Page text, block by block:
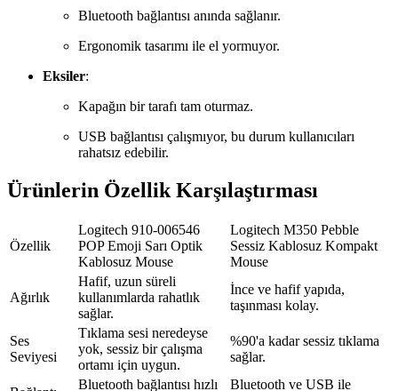
Bluetooth bağlantısı anında sağlanır.
Ergonomik tasarımı ile el yormuyor.
Eksiler:
Kapağın bir tarafı tam oturmaz.
USB bağlantısı çalışmıyor, bu durum kullanıcıları
rahatsız edebilir.
Ürünlerin Özellik Karşılaştırması
Özellik
Logitech 910-006546
POP Emoji Sarı Optik
Kablosuz Mouse
Logitech M350 Pebble
Sessiz Kablosuz Kompakt
Mouse
Ağırlık
Hafif, uzun süreli
kullanımlarda rahatlık
sağlar.
İnce ve hafif yapıda,
taşınması kolay.
Ses
Seviyesi
Tıklama sesi neredeyse
yok, sessiz bir çalışma
ortamı için uygun.
%90'a kadar sessiz tıklama
sağlar.
Bluetooth bağlantısı hızlı
Bluetooth ve USB ile